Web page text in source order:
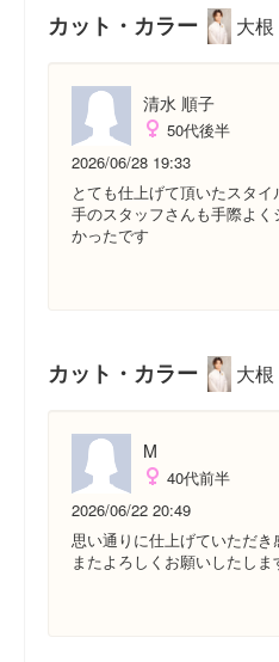
カット・カラー 大
清水 順子
50代後半
2026/06/28 19:33
とても仕上げて頂いたスタ
手のスタッフさんも手際よ
かったです
カット・カラー 大
M
40代前半
2026/06/22 20:49
思い通りに仕上げていただき
またよろしくお願いしたしま